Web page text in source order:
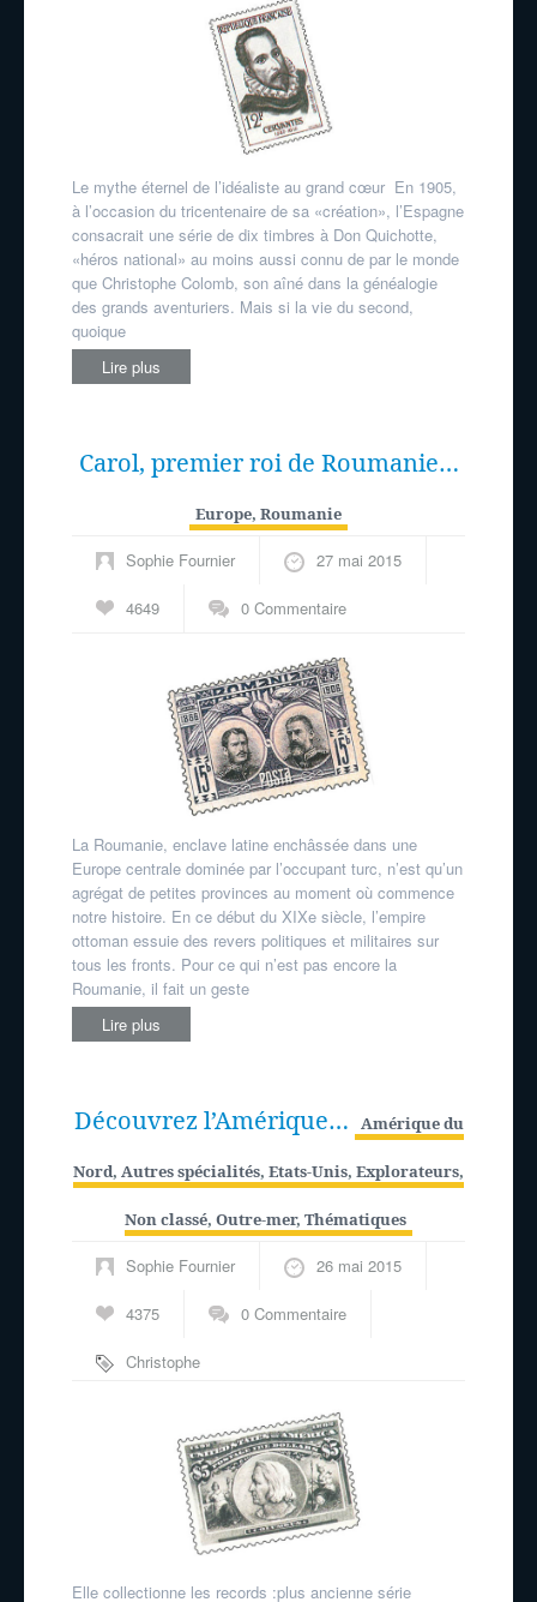
Le mythe éternel de l’idéaliste au grand cœur En 1905,
à l’occasion du tricentenaire de sa «création», l’Espagne
consacrait une série de dix timbres à Don Quichotte,
«héros national» au moins aussi connu de par le monde
que Christophe Colomb, son aîné dans la généalogie
des grands aventuriers. Mais si la vie du second,
quoique
Lire plus
Carol, premier roi de Roumanie…
Europe, Roumanie
Sophie Fournier 27 mai 2015
4649 0 Commentaire
La Roumanie, enclave latine enchâssée dans une
Europe centrale dominée par l’occupant turc, n’est qu’un
agrégat de petites provinces au moment où commence
notre histoire. En ce début du XIXe siècle, l’empire
ottoman essuie des revers politiques et militaires sur
tous les fronts. Pour ce qui n’est pas encore la
Roumanie, il fait un geste
Lire plus
Découvrez l’Amérique… Amérique du
Nord, Autres spécialités, Etats-Unis, Explorateurs,
Non classé, Outre-mer, Thématiques
Sophie Fournier 26 mai 2015
4375 0 Commentaire
Christophe
Elle collectionne les records :plus ancienne série